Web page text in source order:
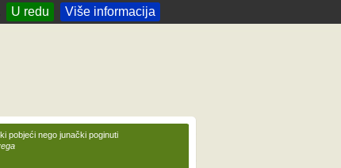
U redu Više informacija
pobjeći nego junački poginuti